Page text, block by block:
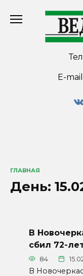
E-mail
ГЛАВНАЯ
День:
В
сбил 72-
84
В